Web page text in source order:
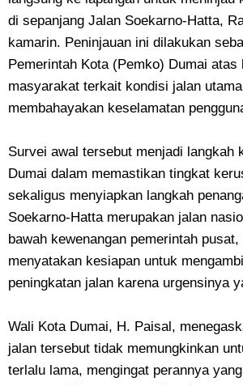
di sepanjang Jalan Soekarno-Hatta,
kamarin. Peninjauan ini dilakukan
Pemerintah Kota (Pemko) Dumai atas
masyarakat terkait kondisi jalan
membahayakan keselamatan
Survei awal tersebut menjadi langkah
Dumai dalam memastikan tingkat
sekaligus menyiapkan langkah
Soekarno-Hatta merupakan jalan
bawah kewenangan pemerintah
menyatakan kesiapan untuk
peningkatan jalan karena urgensinya
Wali Kota Dumai, H. Paisal,
jalan tersebut tidak memungkinkan
terlalu lama, mengingat perannya